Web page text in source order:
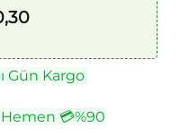
Gün Kargo
💳%90